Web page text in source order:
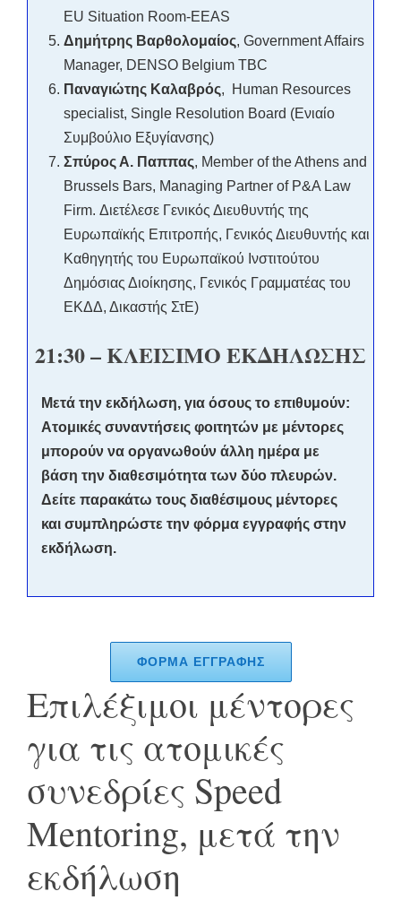
EU Situation Room-EEAS
Δημήτρης Βαρθολομαίος, Government Affairs
Manager, DENSO Belgium TBC
Παναγιώτης Καλαβρός, Human Resources
specialist, Single Resolution Board (Ενιαίο
Συμβούλιο Εξυγίανσης)
Σπύρος Α. Παππας, Member of the Athens and
Brussels Bars, Managing Partner of P&A Law
Firm. Διετέλεσε Γενικός Διευθυντής της
Ευρωπαϊκής Επιτροπής, Γενικός Διευθυντής και
Καθηγητής του Ευρωπαϊκού Ινστιτούτου
Δημόσιας Διοίκησης, Γενικός Γραμματέας του
ΕΚΔΔ, Δικαστής ΣτΕ)
21:30 –ΚΛΕΙΣΙΜΟ ΕΚΔΗΛΩΣΗΣ
Μετά την εκδήλωση, για όσους το επιθυμούν:
Ατομικές συναντήσεις φοιτητών με μέντορες
μπορούν να οργανωθούν άλλη ημέρα με
βάση την διαθεσιμότητα των δύο πλευρών.
Δείτε παρακάτω τους διαθέσιμους μέντορες
και συμπληρώστε την φόρμα εγγραφής στην
εκδήλωση.
ΦΟΡΜΑ ΕΓΓΡΑΦΗΣ
Επιλέξιμοι μέντορες
για τις ατομικές
συνεδρίες Speed
Mentoring, μετά την
εκδήλωση